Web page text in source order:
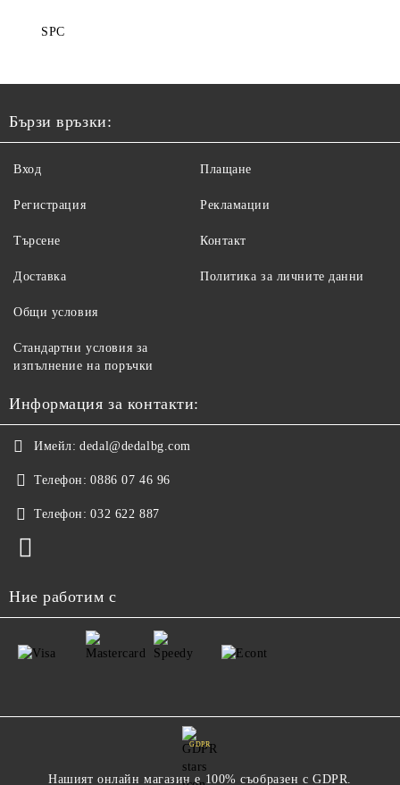
SPC
Бързи връзки:
Вход
Регистрация
Търсене
Доставка
Плащане
Рекламации
Контакт
Политика за личните данни
Общи условия
Стандартни условия за
изпълнение на поръчки
Информация за контакти:
Имейл: dedal@dedalbg.com
Телефон: 0886 07 46 96
Телефон: 032 622 887
Ние работим с
GDPR
Нашият онлайн магазин е 100% съобразен с GDPR.